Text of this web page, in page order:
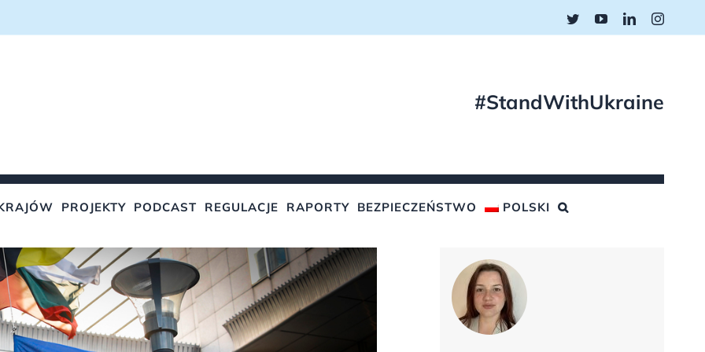
TwitterYouTubeLinkedIn
#StandWithUkraine
PROJEKTY PODCAST REGULACJE RAPORTY BEZPIECZEŃSTWO POLSKI